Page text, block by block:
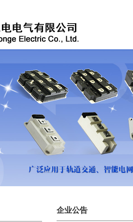
企业公告